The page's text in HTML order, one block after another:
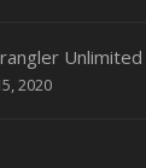
Unlimited
2020